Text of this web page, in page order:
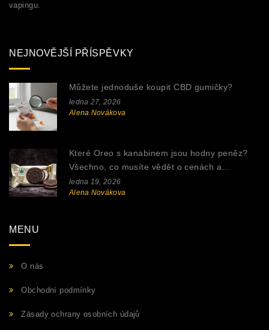
vapingu.
NEJNOVĚJŠÍ PŘÍSPĚVKY
Můžete jednoduše koupit CBD gumičky?
ledna 27, 2026
Alena Novákova
Které Oreo s kanabinem jsou hodny peněz?
Všechno, co musíte vědět o cenách a
sběratelských verzích
ledna 19, 2026
Alena Novákova
MENU
O nás
Obchodní podmínky
Zásady ochrany osobních údajů